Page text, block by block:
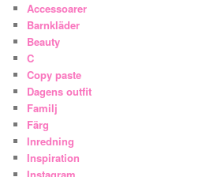
Accessoarer
Barnkläder
Beauty
C
Copy paste
Dagens outfit
Familj
Färg
Inredning
Inspiration